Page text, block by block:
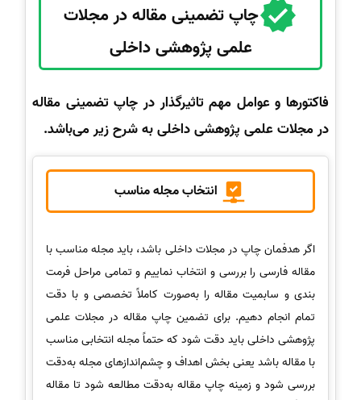
چاپ تضمینی مقاله در مجلات
علمی پژوهشی داخلی
فاکتورها و عوامل مهم تاثیرگذار در چاپ تضمینی مقاله
در مجلات علمی پژوهشی داخلی به شرح زیر می‌باشد.
انتخاب مجله مناسب
اگر هدفمان چاپ در مجلات داخلی باشد، باید مجله مناسب با
مقاله فارسی را بررسی و انتخاب نماییم و تمامی مراحل فرمت
بندی و سابمیت مقاله را به‌صورت کاملاً تخصصی و با دقت
تمام انجام دهیم. برای تضمین چاپ مقاله در مجلات علمی
پژوهشی داخلی باید دقت شود که حتماً مجله انتخابی مناسب
با مقاله باشد یعنی بخش اهداف و چشم‌اندازهای مجله به‌دقت
بررسی شود و زمینه چاپ مقاله به‌دقت مطالعه شود تا مقاله